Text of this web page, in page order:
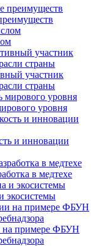
участник
страны
уровня
и инновации
в медтехе
экосистемы
на примере ФБУН